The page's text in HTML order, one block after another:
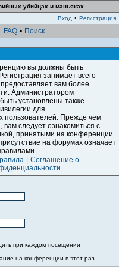
убийцах и маньяках
Вход • Регистрация
FAQ • Поиск
вы должны быть
занимает всего
вам более
Администратором
установлены также
для
пользователей. Прежде чем
вам следует ознакомиться с
принятыми на конференции.
на форумах означает
Соглашение о
при каждом посещении
на конференции в этот раз